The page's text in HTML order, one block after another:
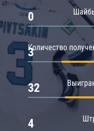
0
Количество
3
32
4